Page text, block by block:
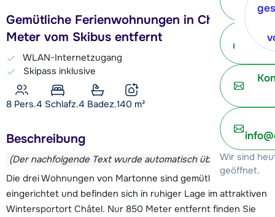
Mit
Wir sind
geöffnet.
Gemütliche Ferienwohnungen in Châtel 200
Meter vom Skibus entfernt
WLAN-Internetzugang
Skipass inklusive
8 Pers.4 Schlafz.4 Badez.140 m²
Beschreibung
(Der nachfolgende Text wurde automatisch übersetzt)
Die drei Wohnungen von Martonne sind gemütlich
eingerichtet und befinden sich in ruhiger Lage im attraktiven
Wintersportort Châtel. Nur 850 Meter entfernt finden Sie